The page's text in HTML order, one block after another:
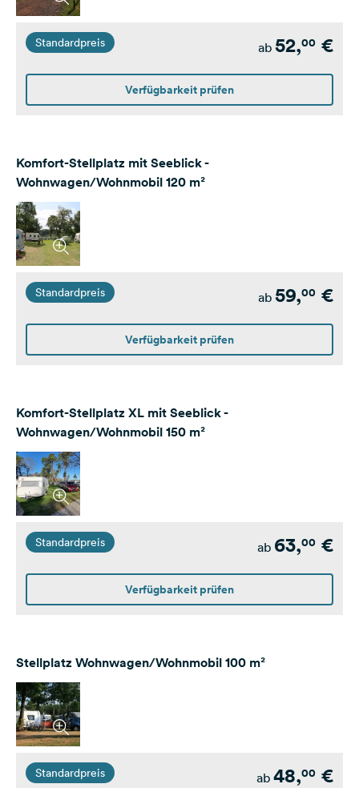
Standardpreis ab 52,00 €
Verfügbarkeit prüfen
Komfort-Stellplatz mit Seeblick -
Wohnwagen/Wohnmobil 120 m²
Standardpreis ab 59,00 €
Verfügbarkeit prüfen
Komfort-Stellplatz XL mit Seeblick -
Wohnwagen/Wohnmobil 150 m²
Standardpreis ab 63,00 €
Verfügbarkeit prüfen
Stellplatz Wohnwagen/Wohnmobil 100 m²
Standardpreis ab 48,00 €